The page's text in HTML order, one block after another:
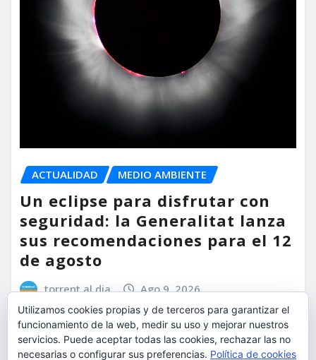
ACTUALIDAD MEDIO AMBIENTE
Un eclipse para disfrutar con
seguridad: la Generalitat lanza
sus recomendaciones para el 12
de agosto
torrent al dia Ago 9, 2026
Utilizamos cookies propias y de terceros para garantizar el
funcionamiento de la web, medir su uso y mejorar nuestros
servicios. Puede aceptar todas las cookies, rechazar las no
necesarias o configurar sus preferencias. Política de cookies